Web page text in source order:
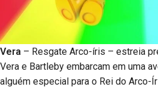
Vera – Resgate Arco-íris – estreia
Vera e Bartleby embarcam em uma
alguém especial para o Rei do Arco-